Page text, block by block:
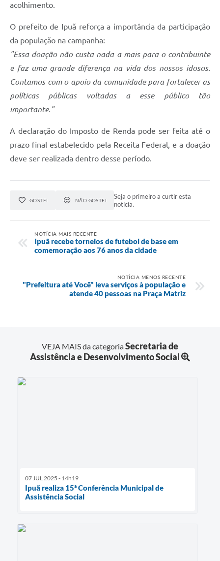
acolhimento.
O prefeito de Ipuã reforça a importância da participação
da população na campanha:
"Essa doação não custa nada a mais para o contribuinte
e faz uma grande diferença na vida dos nossos idosos.
Contamos com o apoio da comunidade para fortalecer as
políticas públicas voltadas a esse público tão
importante."
A declaração do Imposto de Renda pode ser feita até o
prazo final estabelecido pela Receita Federal, e a doação
deve ser realizada dentro desse período.
GOSTEI NÃO GOSTEI
Seja o primeiro a curtir esta
notícia.
NOTÍCIA MAIS RECENTE
Ipuã recebe torneios de futebol de base em
comemoração aos 76 anos da cidade
NOTÍCIA MENOS RECENTE
"Prefeitura até Você" leva serviços à população e
atende 40 pessoas na Praça Matriz
VEJA MAIS da categoriaSecretaria de
Assistência e Desenvolvimento Social
07 JUL 2025 - 14h19
Ipuã realiza 15ª Conferência Municipal de
Assistência Social